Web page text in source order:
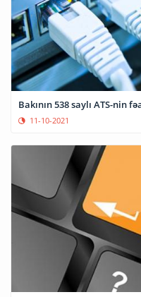
Bakının 538 saylı ATS-
11-10-2021